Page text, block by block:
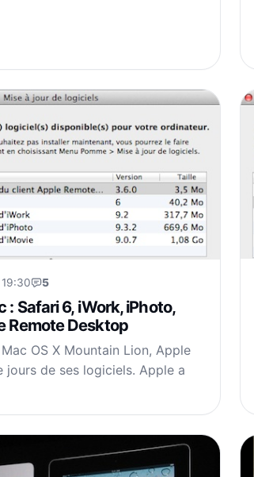
5
: Safari 6, iWork, iPhoto,
Remote Desktop
OS X Mountain Lion, Apple
jours de ses logiciels. Apple a